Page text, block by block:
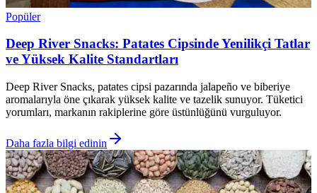
Popüler
Deep River Snacks: Patates Cipsinde Yenilikçi Tatlar
ve Yüksek Kalite Standartları
Deep River Snacks, patates cipsi pazarında jalapeño ve biberiye
aromalarıyla öne çıkarak yüksek kalite ve tazelik sunuyor. Tüketici
yorumları, markanın rakiplerine göre üstünlüğünü vurguluyor.
Daha fazla bilgi edinin